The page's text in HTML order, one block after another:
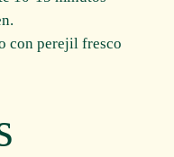
con perejil fresco